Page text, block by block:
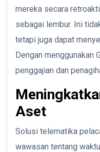
mereka secara
sebagai lembur. Ini
tetapi juga dapat
Dengan menggunakan
penggajian dan
Aset
Solusi telematika
wawasan tentang